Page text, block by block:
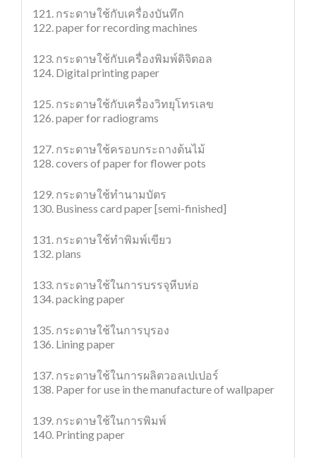
121. กระดาษใช้กับเครื่องบันทึก
122. paper for recording machines
123. กระดาษใช้กับเครื่องพิมพ์ดิจิตอล
124. Digital printing paper
125. กระดาษใช้กับเครื่องวิทยุโทรเลข
126. paper for radiograms
127. กระดาษใช้ครอบกระถางต้นไม้
128. covers of paper for flower pots
129. กระดาษใช้ทำนามบัตร
130. Business card paper [semi-finished]
131. กระดาษใช้ทำพิมพ์เขียว
132. plans
133. กระดาษใช้ในการบรรจุหีบห่อ
134. packing paper
135. กระดาษใช้ในการบุรอง
136. Lining paper
137. กระดาษใช้ในการผลิตวอลเปเปอร์
138. Paper for use in the manufacture of wallpaper
139. กระดาษใช้ในการพิมพ์
140. Printing paper